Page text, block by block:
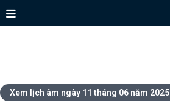
Xem lịch âm ngày 11 tháng 06 năm 2025